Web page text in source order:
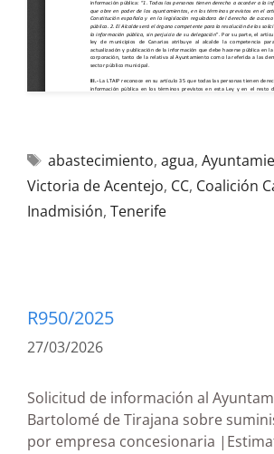
abastecimiento, agua,
Victoria de Acentejo, CC, Coalición
Inadmisión, Tenerife
R950/2025
27/03/2026
Solicitud de información al
Bartolomé de Tirajana sobre
por empresa concesionaria